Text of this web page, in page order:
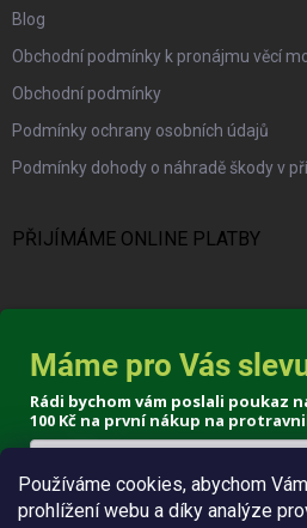
Používáme cookies, abychom
prohlížení webu a díky analýze
Blog
Obchodní podmínky k pronájmu věcí
Obchodní podmínky
Podmínky ochrany osobních údajů
Podmínky dohody o náhradě škody v
PŘIJÍMÁME ONLINE PLATBY
KONTAKT
info@ protravnik.cz
+420 724 308 341
Máme pro Vás
Rádi bychom vám poslali poukaz
100 Kč na první nákup na
Poslat voucher